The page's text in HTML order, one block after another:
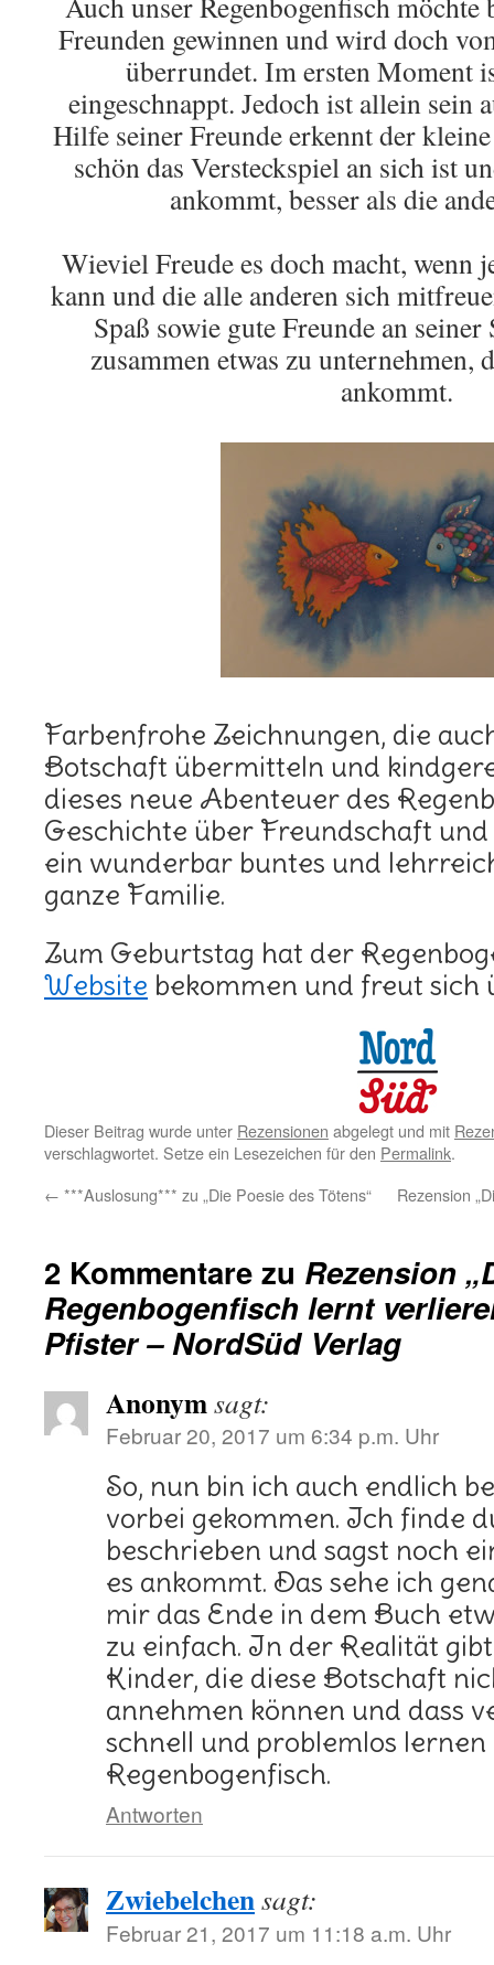
Freunden gewinnen und wird doch
überrundet. Im ersten Moment
eingeschnappt. Jedoch ist allein
Hilfe seiner Freunde erkennt der
schön das Versteckspiel an sich ist
ankommt, besser als die
Wieviel Freude es doch macht, wenn
kann und die alle anderen sich
Spaß sowie gute Freunde an seiner
zusammen etwas zu unternehmen,
ankommt.
Farbenfrohe Zeichnungen, die
Botschaft übermitteln und
dieses neue Abenteuer des
Geschichte über Freundschaft
ein wunderbar buntes und
ganze Familie.
Zum Geburtstag hat der
Website bekommen und freut sich
Dieser Beitrag wurde unter Rezensionen abgelegt und mit
verschlagwortet. Setze ein Lesezeichen für den Permalink.
← ***Auslosung*** zu „Die Poesie des Tötens“ Rezension
2 Kommentare zu Rezension
Regenbogenfisch lernt
Pfister – NordSüd Verlag
Anonymsagt:
Februar 20, 2017 um 6:34 p.m. Uhr
So, nun bin ich auch endlich
vorbei gekommen. Ich finde
beschrieben und sagst noch
es ankommt. Das sehe ich
mir das Ende in dem Buch
zu einfach. In der Realität
Kinder, die diese Botschaft
annehmen können und dass
schnell und problemlos
Regenbogenfisch.
Antworten
Zwiebelchensagt:
Februar 21, 2017 um 11:18 a.m. Uhr